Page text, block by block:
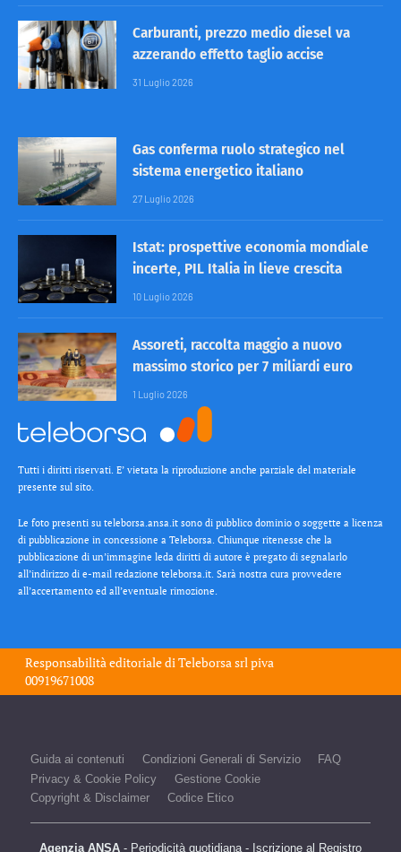
Carburanti, prezzo medio diesel va
azzerando effetto taglio accise
31 Luglio 2026
Gas conferma ruolo strategico nel
sistema energetico italiano
27 Luglio 2026
Istat: prospettive economia mondiale
incerte, PIL Italia in lieve crescita
10 Luglio 2026
Assoreti, raccolta maggio a nuovo
massimo storico per 7 miliardi euro
1 Luglio 2026
Tutti i diritti riservati. E’ vietata la riproduzione anche parziale del materiale
presente sul sito.
Le foto presenti su teleborsa.ansa.it sono di pubblico dominio o soggette a licenza
di pubblicazione in concessione a Teleborsa. Chiunque ritenesse che la
pubblicazione di un’immagine leda diritti di autore è pregato di segnalarlo
all’indirizzo di e-mail redazione teleborsa.it. Sarà nostra cura provvedere
all’accertamento ed all’eventuale rimozione.
Responsabilità editoriale diTeleborsa srlpiva
00919671008
Guida ai contenuti Condizioni Generali di Servizio
FAQ
Privacy & Cookie Policy
Gestione Cookie
Copyright & Disclaimer
Codice Etico
Agenzia ANSA - Periodicità quotidiana - Iscrizione al Registro